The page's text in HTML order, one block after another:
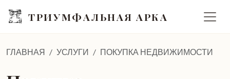
ТРИУМФАЛЬНАЯ АРКА
ГЛАВНАЯ УСЛУГИ ПОКУПКА НЕДВИЖИМОСТИ